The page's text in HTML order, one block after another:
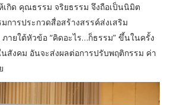
กิด คุณธรรม จริยธรรม จึงถือเป็นนิมิต
การประกวดสื่อสร้างสรรค์ส่งเสริม
ายใต้หัวข้อ “คิดอะไร…ก็ธรรม” ขึ้นในครั้ง
สังคม อันจะส่งผลต่อการปรับพฤติกรรม ค่า